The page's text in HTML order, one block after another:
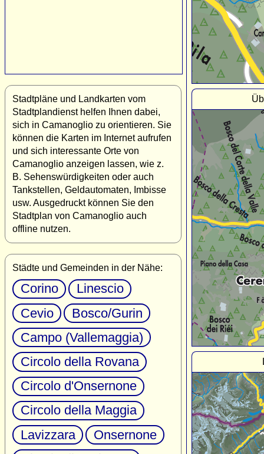
Stadtpläne und Landkarten vom
Stadtplandienst helfen Ihnen dabei,
sich in Camanoglio zu orientieren. Sie
können die Karten im Internet aufrufen
und sich interessante Orte von
Camanoglio anzeigen lassen, wie z.
B. Sehenswürdigkeiten oder auch
Tankstellen, Geldautomaten, Imbisse
usw. Ausgedruckt können Sie den
Stadtplan von Camanoglio auch
offline nutzen.
Städte und Gemeinden in der Nähe:
Corino
Linescio
Cevio
Bosco/Gurin
Campo (Vallemaggia)
Circolo della Rovana
Circolo d'Onsernone
Circolo della Maggia
Lavizzara
Onsernone